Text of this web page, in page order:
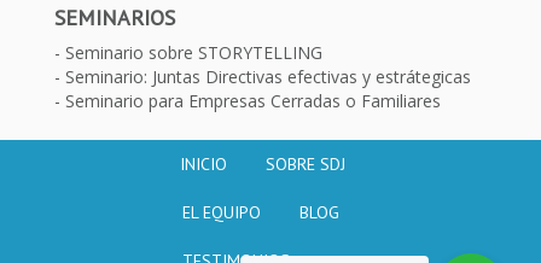
SEMINARIOS
Seminario sobre STORYTELLING
Seminario: Juntas Directivas efectivas y estrátegicas
Seminario para Empresas Cerradas o Familiares
INICIO SOBRE SDJ
EL EQUIPO BLOG